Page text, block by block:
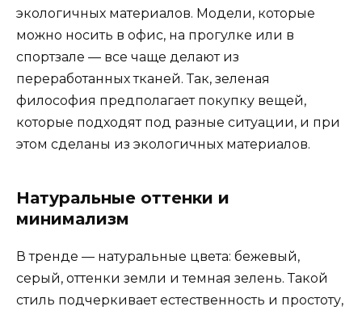
экологичных материалов. Модели, которые
можно носить в офис, на прогулке или в
спортзале — все чаще делают из
переработанных тканей. Так, зеленая
философия предполагает покупку вещей,
которые подходят под разные ситуации, и при
этом сделаны из экологичных материалов.
Натуральные оттенки и
минимализм
В тренде — натуральные цвета: бежевый,
серый, оттенки земли и темная зелень. Такой
стиль подчеркивает естественность и простоту,